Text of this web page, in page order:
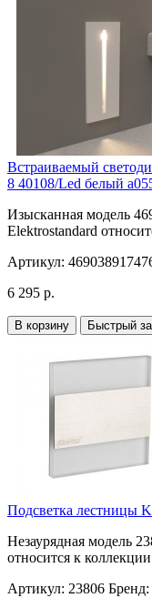
Встраиваемый
8 40108/Led белый
Изысканная модель
Elektrostandard
Артикул:
6 295 р.
В корзину Быстрый
Подсветка лестницы
Незаурядная модель
относится к
Артикул: 23806 Бренд: